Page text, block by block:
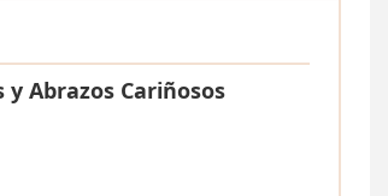
y Abrazos Cariñosos